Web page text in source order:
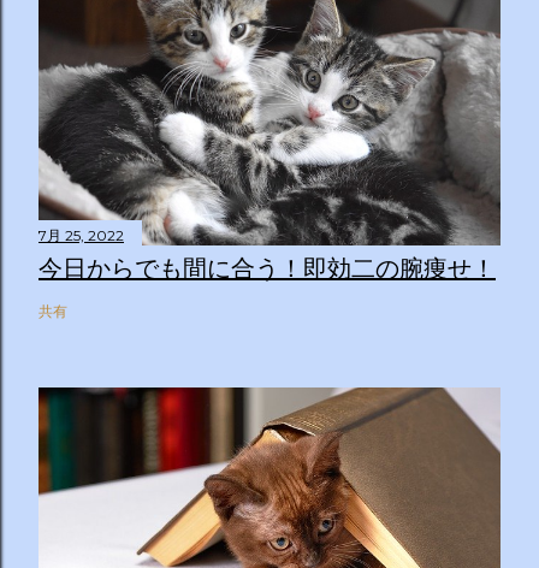
7月 25, 2022
今日からでも間に合う！即効二の腕痩せ！
共有